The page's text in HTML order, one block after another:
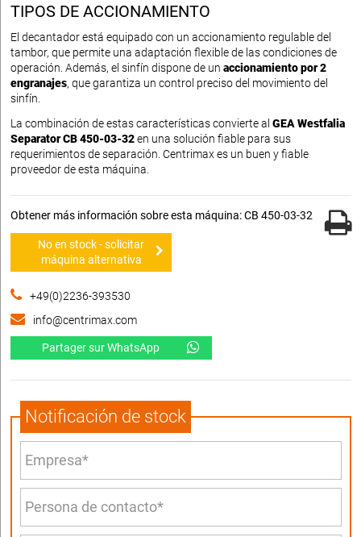
TIPOS DE ACCIONAMIENTO
El decantador está equipado con un accionamiento regulable del
tambor, que permite una adaptación flexible de las condiciones de
operación. Además, el sinfín dispone de un accionamiento por 2
engranajes, que garantiza un control preciso del movimiento del
sinfín.
La combinación de estas características convierte al GEA Westfalia
Separator CB 450-03-32en una solución fiable para sus
requerimientos de separación. Centrimax es un buen y fiable
proveedor de esta máquina.
Obtener más información sobre esta máquina: CB 450-03-32
No en stock - solicitar
máquina alternativa
+49(0)2236-393530
info@centrimax.com
Partager sur WhatsApp
Notificación de stock